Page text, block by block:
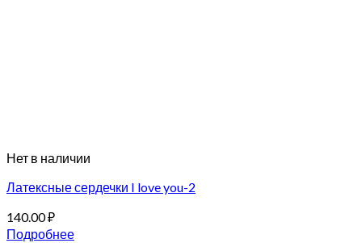
Нет в наличии
Латексные сердечки I love you-2
140.00₽
Подробнее